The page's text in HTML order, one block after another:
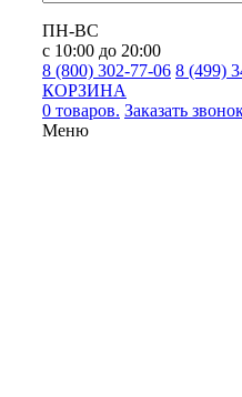
ПН-ВС
с 10:00 до 20:00
8 (800) 302-77-06 8 (499)
КОРЗИНА
0 товаров. Заказать
Меню